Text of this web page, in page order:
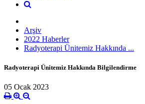
Arşiv
2022 Haberler
Radyoterapi Ünitemiz Hakkında ...
Radyoterapi Ünitemiz Hakkında Bilgilendirme
05 Ocak 2023